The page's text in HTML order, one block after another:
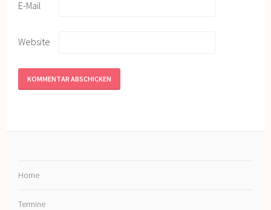
E-Mail
Website
Home
Termine